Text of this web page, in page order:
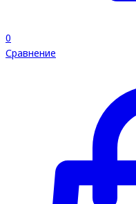
0
Сравнение